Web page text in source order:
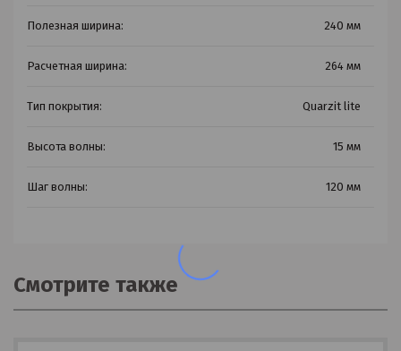
Полезная ширина: 240 мм
Расчетная ширина: 264 мм
Тип покрытия: Quarzit lite
Высота волны: 15 мм
Шаг волны: 120 мм
Смотрите также